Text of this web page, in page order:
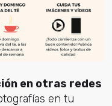
en otras redes
en tu